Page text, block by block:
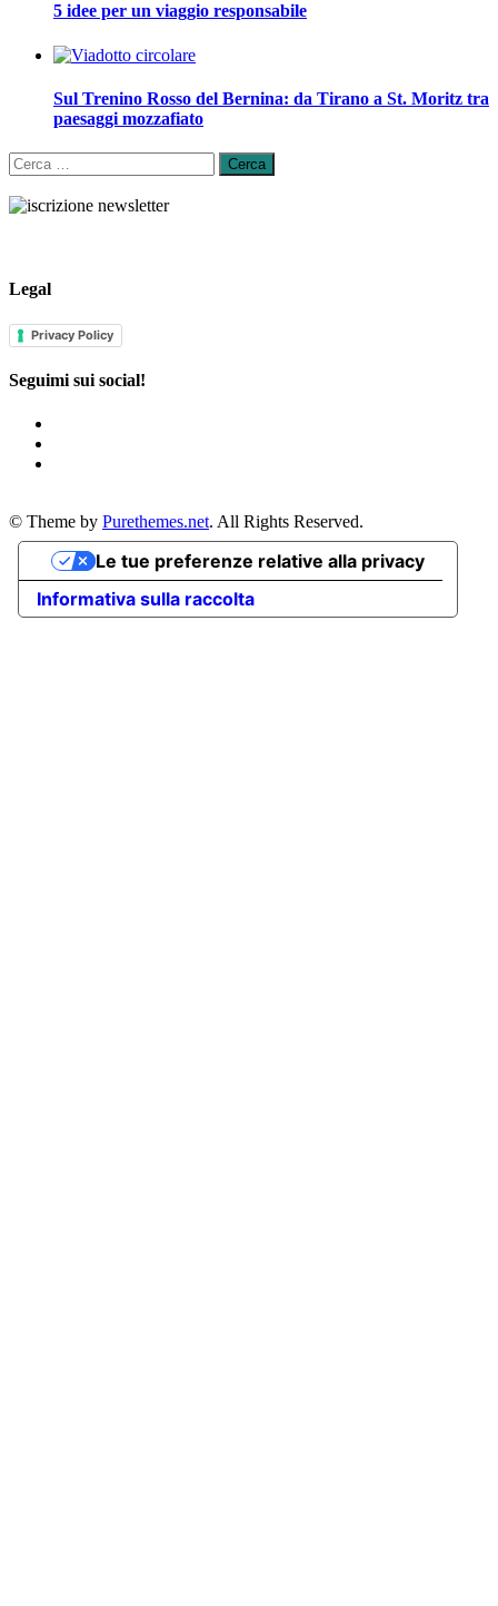
5 idee per un viaggio responsabile
Sul Trenino Rosso del Bernina: da Tirano a St. Moritz tra
paesaggi mozzafiato
Ricerca
per:
Legal
Privacy Policy
Seguimi sui social!
© Theme by Purethemes.net. All Rights Reserved.
Informativa sulla raccolta
Le tue preferenze relative alla privacy